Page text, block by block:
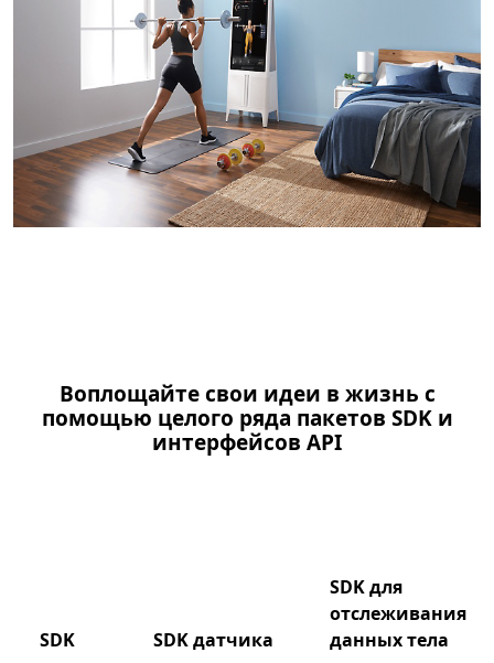
Вернуться к вкладкам
Воплощайте свои идеи в жизнь с
помощью целого ряда пакетов SDK и
интерфейсов API
SDK SDK датчика
SDK для
отслеживания
данных тела